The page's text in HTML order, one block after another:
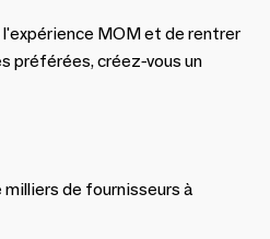
MOM et de rentrer
préférées, créez-vous un
de fournisseurs à